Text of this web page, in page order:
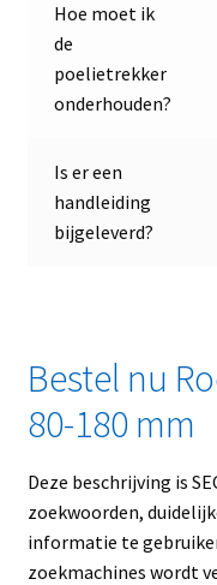
Hoe moet ik
de
poelietrekker
onderhouden?
Is er een
handleiding
bijgeleverd?
Bestel nu
80-180 mm
Deze beschrijving is
zoekwoorden,
informatie te
zoekmachines wordt